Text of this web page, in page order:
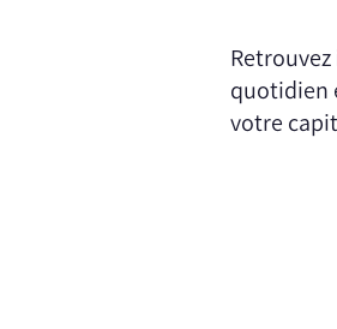
quotidien
votre